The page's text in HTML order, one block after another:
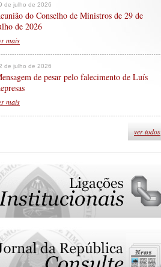
de julho de 2026
do Conselho de Ministros de 29 de
de 2026
mais
de julho de 2026
de pesar pelo falecimento de Luís
mais
ver todos